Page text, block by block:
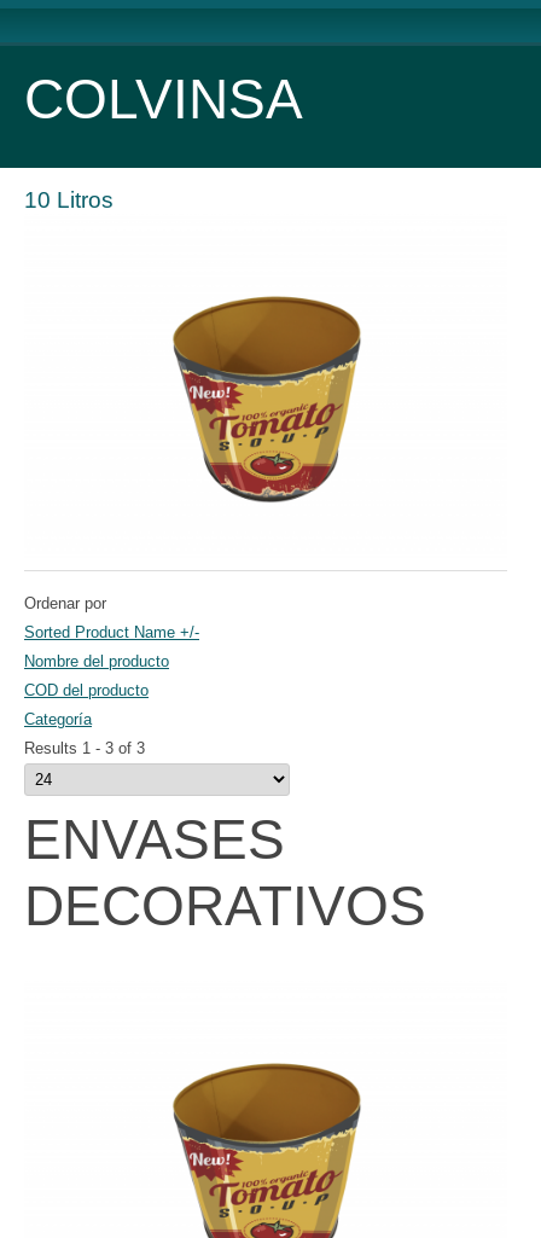
COLVINSA
10 Litros
Ordenar por
Sorted Product Name +/-
Nombre del producto
COD del producto
Categoría
Results 1 - 3 of 3
ENVASES
DECORATIVOS